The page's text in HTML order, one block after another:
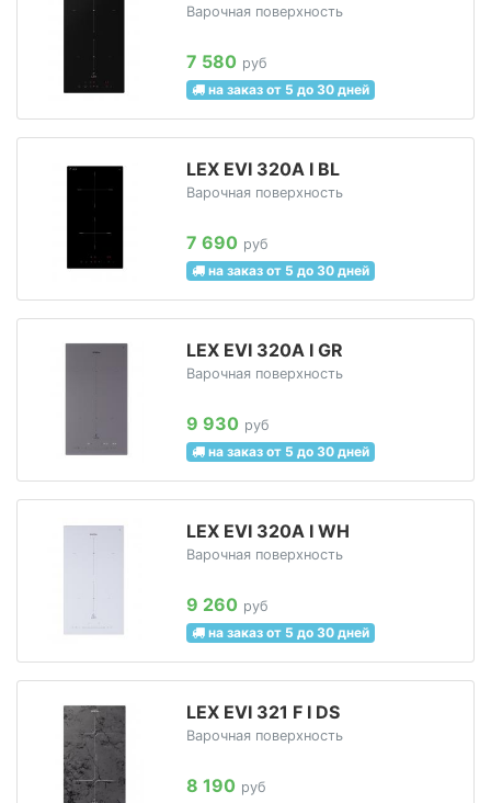
Варочная поверхность
7 580 руб
на заказ от 5 до 30 дней
LEX EVI 320A I BL
Варочная поверхность
7 690 руб
на заказ от 5 до 30 дней
LEX EVI 320A I GR
Варочная поверхность
9 930 руб
на заказ от 5 до 30 дней
LEX EVI 320A I WH
Варочная поверхность
9 260 руб
на заказ от 5 до 30 дней
LEX EVI 321 F I DS
Варочная поверхность
8 190 руб